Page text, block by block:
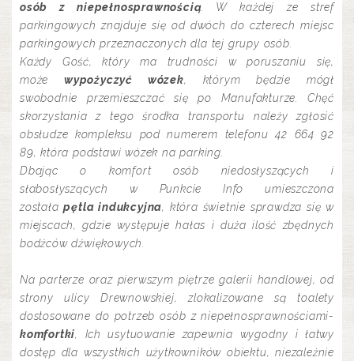
osób z niepełnosprawnością. W każdej ze stref
parkingowych znajduje się od dwóch do czterech miejsc
parkingowych przeznaczonych dla tej grupy osób.
Każdy Gość, który ma trudności w poruszaniu się,
możewypożyczyć wózek, którym będzie mógł
swobodnie przemieszczać się po Manufakturze. Chęć
skorzystania z tego środka transportu należy zgłosić
obsłudze kompleksu pod numerem telefonu 42 664 92
89, która podstawi wózek na parking.
Dbając o komfort osób niedosłyszących i
słabosłyszących w Punkcie Info umieszczona
zostałapętla indukcyjna, która świetnie sprawdza się w
miejscach, gdzie występuje hałas i duża ilość zbędnych
bodźców dźwiękowych.
Na parterze oraz pierwszym piętrze galerii handlowej, od
strony ulicy Drewnowskiej, zlokalizowane są toalety
dostosowane do potrzeb osób z niepełnosprawnościami-
komfortki, Ich usytuowanie zapewnia wygodny i łatwy
dostęp dla wszystkich użytkowników obiektu, niezależnie